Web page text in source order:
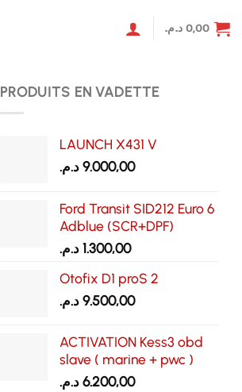
0,00 د.م.
PRODUITS EN VADETTE
LAUNCH X431 V
9.000,00د.م.
Ford Transit SID212 Euro 6
Adblue (SCR+DPF)
1.300,00د.م.
Otofix D1 proS 2
9.500,00د.م.
ACTIVATION Kess3 obd
slave ( marine + pwc )
6.200,00د.م.